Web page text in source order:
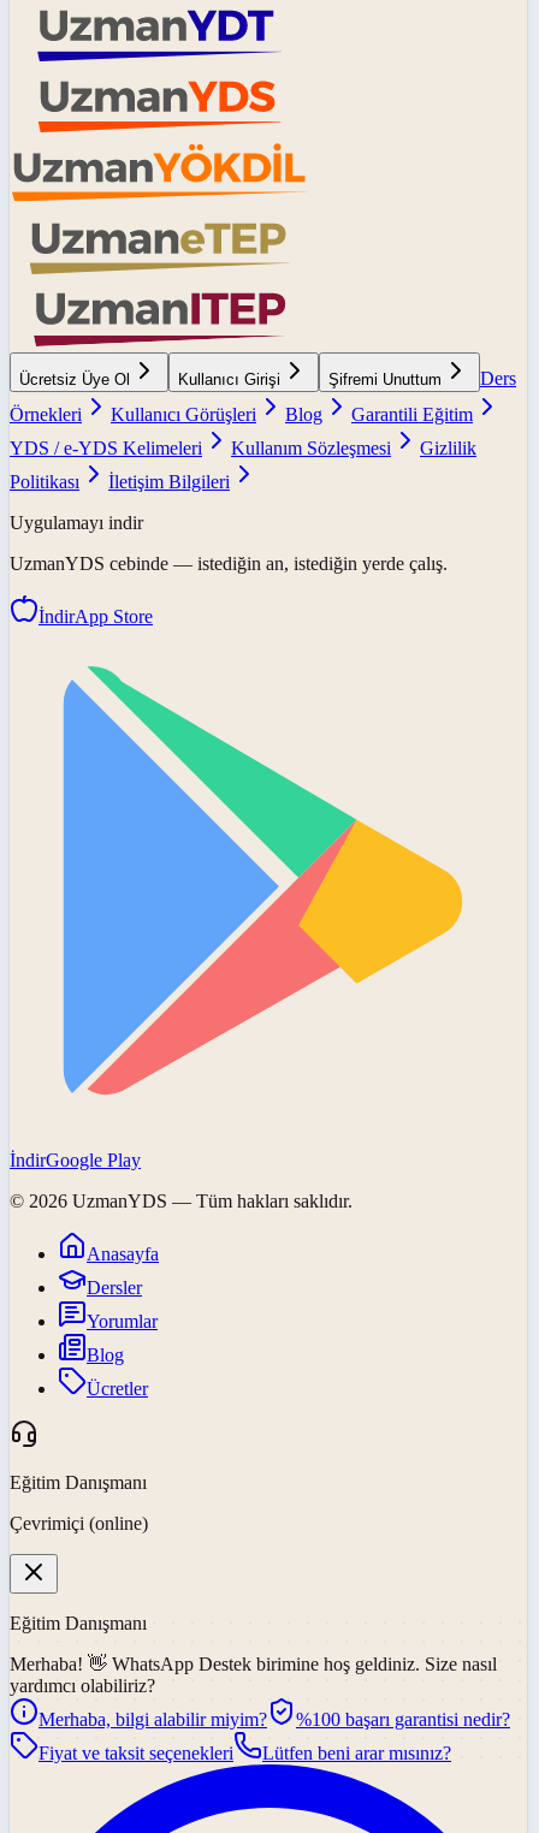
Ücretsiz Üye Ol Kullanıcı Girişi Şifremi Unuttum
Ders
Örnekleri
Kullanıcı Görüşleri Blog
Garantili Eğitim
YDS / e-YDS Kelimeleri
Kullanım Sözleşmesi
Gizlilik
Politikası
İletişim Bilgileri
Uygulamayı indir
UzmanYDS cebinde — istediğin an, istediğin yerde çalış.
İndirApp Store
İndirGoogle Play
© 2026 UzmanYDS — Tüm hakları saklıdır.
Anasayfa
Dersler
Yorumlar
Blog
Ücretler
Eğitim Danışmanı
Çevrimiçi (online)
Eğitim Danışmanı
Merhaba! 👋 WhatsApp Destek birimine hoş geldiniz. Size nasıl
yardımcı olabiliriz?
Merhaba, bilgi alabilir miyim?
%100 başarı garantisi nedir?
Fiyat ve taksit seçenekleri
Lütfen beni arar mısınız?